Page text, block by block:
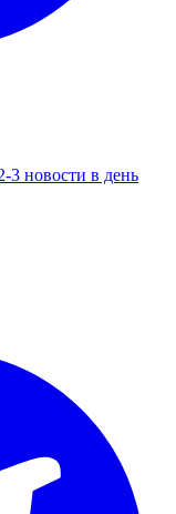
новости в день